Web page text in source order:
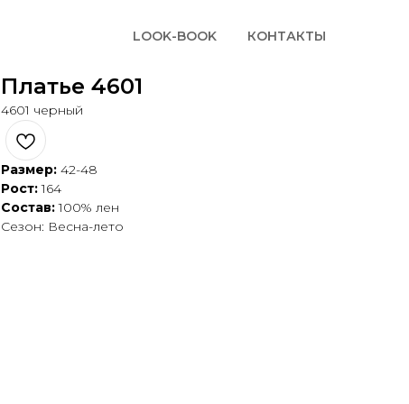
LOOK-BOOK КОНТАКТЫ
Платье 4601
4601 черный
Размер: 42-48
Рост:164
Состав:100% лен
Сезон: Весна-лето